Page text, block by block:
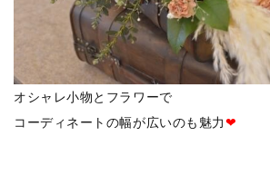
オシャレ小物とフラワーで
コーディネートの幅が広いのも魅力❤